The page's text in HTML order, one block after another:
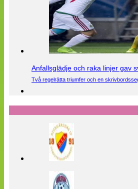
Anfallsglädje och raka linjer gav
Två regelrätta triumfer och en